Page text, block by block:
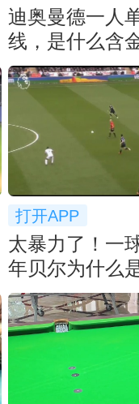
迪奥曼德一人
线，是什么含
打开APP
太暴力了！一
年贝尔为什么
先生！